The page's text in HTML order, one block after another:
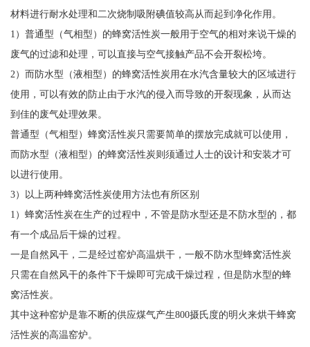
材料进行耐水处理和二次烧制吸附碘值较高从而起到净化作用。
1）普通型（气相型）的蜂窝活性炭一般用于空气的相对来说干燥的
废气的过滤和处理，可以直接与空气接触产品不会开裂松垮。
2）而防水型（液相型）的蜂窝活性炭用在水汽含量较大的区域进行
使用，可以有效的防止由于水汽的侵入而导致的开裂现象，从而达
到佳的废气处理效果。
普通型（气相型）蜂窝活性炭只需要简单的摆放完成就可以使用，
而防水型（液相型）的蜂窝活性炭则须通过人士的设计和安装才可
以进行使用。
3）以上两种蜂窝活性炭使用方法也有所区别
1）蜂窝活性炭在生产的过程中，不管是防水型还是不防水型的，都
有一个成品后干燥的过程。
一是自然风干，二是经过窑炉高温烘干，一般不防水型蜂窝活性炭
只需在自然风干的条件下干燥即可完成干燥过程，但是防水型的蜂
窝活性炭。
其中这种窑炉是靠不断的供应煤气产生800摄氏度的明火来烘干蜂窝
活性炭的高温窑炉。